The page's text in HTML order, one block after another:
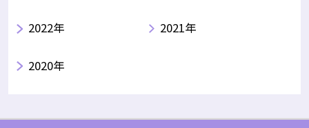
2022年 2021年
2020年